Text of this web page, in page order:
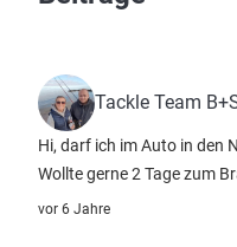
Tackle Team
Hi, darf ich im Auto in den
Wollte gerne 2 Tage zum
vor 6 Jahre